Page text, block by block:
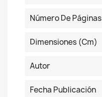
Número De Páginas
Dimensiones (cm)
Autor
Fecha Publicación